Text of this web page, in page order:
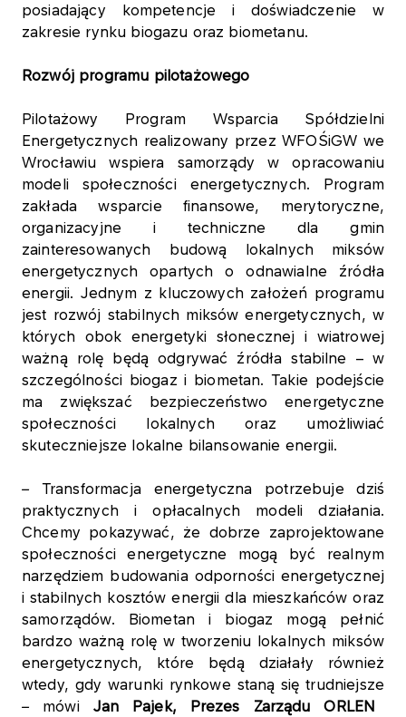
posiadający kompetencje i doświadczenie w
zakresie rynku biogazu oraz biometanu.
Rozwój programu pilotażowego
Pilotażowy Program Wsparcia Spółdzielni
Energetycznych realizowany przez WFOŚiGW we
Wrocławiu wspiera samorządy w opracowaniu
modeli społeczności energetycznych. Program
zakłada wsparcie finansowe, merytoryczne,
organizacyjne i techniczne dla gmin
zainteresowanych budową lokalnych miksów
energetycznych opartych o odnawialne źródła
energii. Jednym z kluczowych założeń programu
jest rozwój stabilnych miksów energetycznych, w
których obok energetyki słonecznej i wiatrowej
ważną rolę będą odgrywać źródła stabilne – w
szczególności biogaz i biometan. Takie podejście
ma zwiększać bezpieczeństwo energetyczne
społeczności lokalnych oraz umożliwiać
skuteczniejsze lokalne bilansowanie energii.
– Transformacja energetyczna potrzebuje dziś
praktycznych i opłacalnych modeli działania.
Chcemy pokazywać, że dobrze zaprojektowane
społeczności energetyczne mogą być realnym
narzędziem budowania odporności energetycznej
i stabilnych kosztów energii dla mieszkańców oraz
samorządów. Biometan i biogaz mogą pełnić
bardzo ważną rolę w tworzeniu lokalnych miksów
energetycznych, które będą działały również
wtedy, gdy warunki rynkowe staną się trudniejsze
– mówi Jan Pajek, Prezes Zarządu ORLEN